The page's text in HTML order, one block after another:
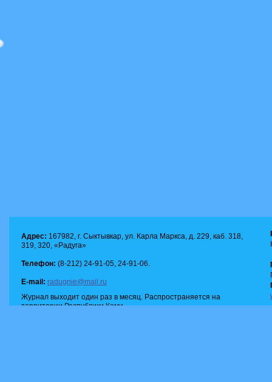
Адрес: 167982, г. Сыктывкар, ул. Карла Маркса, д. 229, каб. 318,
319, 320, «Радуга»
Телефон: (8-212) 24-91-05, 24-91-06.
E-mail: radugnie@mail.ru
Журнал выходит один раз в месяц. Распространяется на
территории Республики Коми.